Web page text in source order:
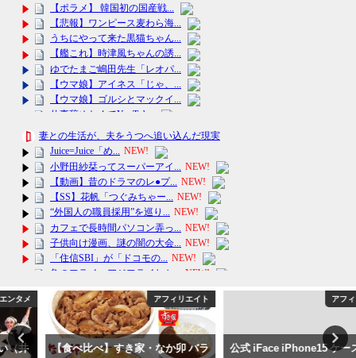
アフィリエイト
【食べ比べ】すき家・なか卯 バラ
アフィリエイト
公式 iFace iPhone15 ケース